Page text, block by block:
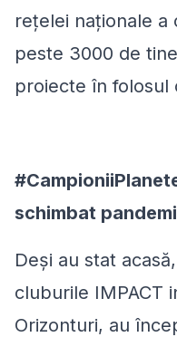
rețelei naționale a
peste 3000 de
proiecte în folosul
schimbat
Deși au stat
cluburile IMPACT
Orizonturi, au